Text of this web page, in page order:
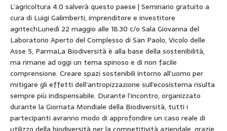
L’agricoltura 4.0 salverà questo paese | Seminario gratuito a
cura di Luigi Galimberti, imprenditore e investitore
agritechLunedì 22 maggio alle 18.30 c/o Sala Giovanna del
Laboratorio Aperto del Complesso di San Paolo, Vicolo delle
Asse 5, ParmaLa Biodiversità è alla base della sostenibilità,
ma rimane ad oggi un tema spinoso e di non facile
comprensione. Creare spazi sostenibili intorno all’uomo per
mitigare gli effetti dell’antropizzazione sull’ecosistema risulta
sempre più indispensabile. Durante l’incontro, organizzato
durante la Giornata Mondiale della Biodiversità, tutti i
partecipanti avranno modo di approfondire un caso reale di